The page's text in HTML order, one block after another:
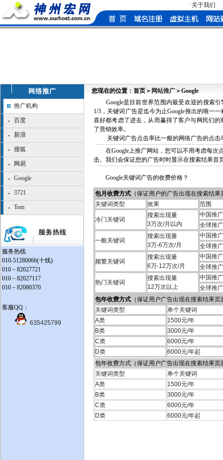
·关于我们
推广机构
百度
新浪
搜狐
网易
Google
3721
Tom
服务热线
010-51280066(十线)
010－82027721
010－82027117
010－82080370
客服QQ：
635425799
您现在的位置：首页＞ 网站推广 ＞Google
Google是目前世界范围内最受欢迎的搜索
1/3，关键词广告是迄今为止Google推出的唯一
喜好都考虑了进去，从而赢得了客户与网民们
了营销效率。
关键词广告点击率比一般的网络广告的点击
在Google上推广网站，您可以不用考虑每
击。我们会保证您的广告时时显示在搜索结果首
Google关键词广告的收费价格？
包月收费方式 （保证用户的广告出现在搜索结
关键词类型
效果 范围
冷门关键词
搜索出现量
3万次/月以内
中国推广
全球推广
一般关键词
搜索出现量
3万-6万次/月
中国推广
全球推广
频繁关键词
搜索出现量
6万-12万次/月
中国推广
全球推广
热门关键词
搜索出现量
12万次以上
中国推广
全球推广
包年收费方式 （保证用户广告出现在搜索结果
关键词类型
单个关键词
A类
1500元/年
B类
3000元/年
C类
6000元/年
D类
6000元/年起
包年收费方式（保证用户广告出现在搜索结果
关键词类型
单个关键词
A类
1500元/年
B类
3000元/年
C类
6000元/年
D类
6000元/年起